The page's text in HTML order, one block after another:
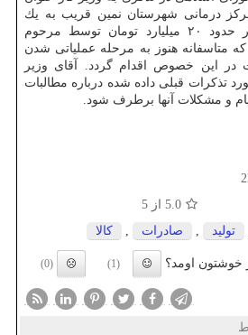
درمانی شهرستان نمین قریب به یك
سال است با اعتباری در حدود ۲۰ میلیارد تومان توسط مرحوم
متاسفانه هنوز به مرحله عملیاتی شدن
این خصوص اقدام گردد. آقای وزیر
تذكرات قبلی داده شده درباره مطالبات
و مشكلات آنها برطرف شود.
5.0 از 5
تولید صادرات كالا
خوشتون اومد؟ (1)
(0)